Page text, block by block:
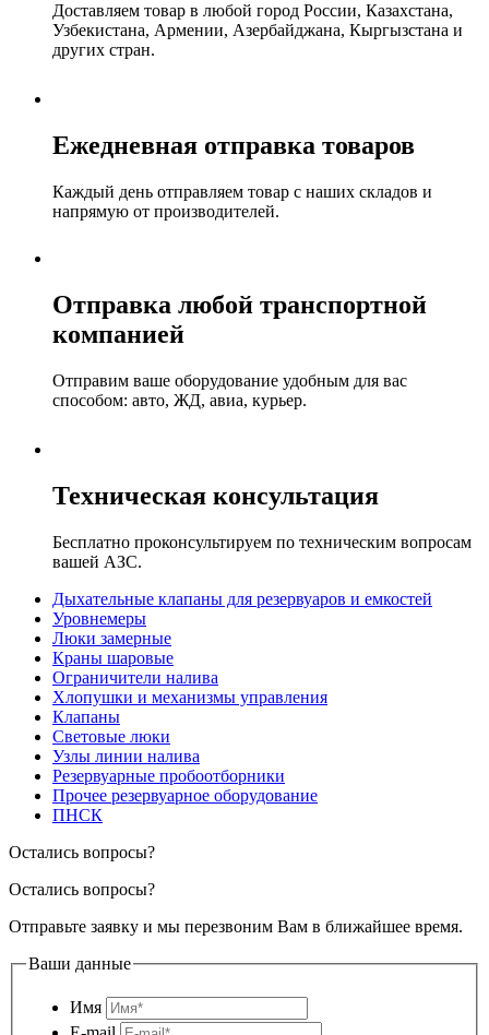
Доставляем товар в любой город России, Казахстана,
Узбекистана, Армении, Азербайджана, Кыргызстана и
других стран.
Ежедневная отправка товаров
Каждый день отправляем товар с наших складов и
напрямую от производителей.
Отправка любой транспортной
компанией
Отправим ваше оборудование удобным для вас
способом: авто, ЖД, авиа, курьер.
Техническая консультация
Бесплатно проконсультируем по техническим вопросам
вашей АЗС.
Дыхательные клапаны для резервуаров и емкостей
Уровнемеры
Люки замерные
Краны шаровые
Ограничители налива
Хлопушки и механизмы управления
Клапаны
Световые люки
Узлы линии налива
Резервуарные пробоотборники
Прочее резервуарное оборудование
ПНСК
Остались вопросы?
Остались вопросы?
Отправьте заявку и мы перезвоним Вам в ближайшее время.
Ваши данные
Имя